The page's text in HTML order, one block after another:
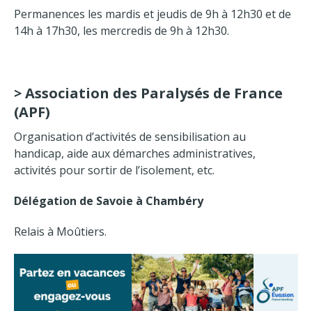
Permanences les mardis et jeudis de 9h à 12h30 et de
14h à 17h30, les mercredis de 9h à 12h30.
>Association des Paralysés de France
(APF)
Organisation d’activités de sensibilisation au
handicap, aide aux démarches administratives,
activités pour sortir de l’isolement, etc.
Délégation de Savoie à Chambéry
Relais à Moûtiers.